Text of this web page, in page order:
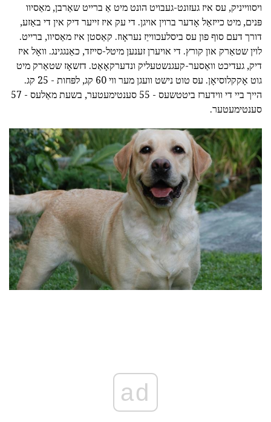
ויסווייניק, עס איז געזונט-געבויט הונט מיט אַ ברייט שאַרבן, מאַסיוו
פּנים, מיט כייזאַל אָדער ברוין אויגן. די עק איז זייער דיק אין די באַזע,
דורך דעם סוף פון עס ביסלעכווייַז נעראָוז. קאַסטן איז מאַסיוו, ברייט.
לוין שטאַרק און קורץ. די אויערן זענען מיטל-סייזד, כאַנגגינג. וואָל איז
דיק, געדיכט וואַסער-קעגנשטעליק ונדערקאָאַט. דזשאָז שטאַרק מיט
גוט אָקקלוסיאָן. עס טוט נישט וועגן מער ווי 60 קג, לפּחות - 25 קג.
הייך ביי די ווידערז ביטטשעס - 55 סענטימעטער, בשעת מאַלעס - 57
סענטימעטער.
ad